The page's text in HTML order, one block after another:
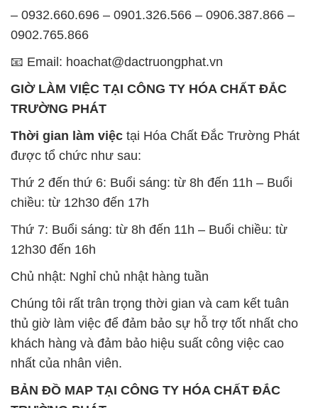
– 0932.660.696 – 0901.326.566 – 0906.387.866 –
0902.765.866
📧 Email: hoachat@dactruongphat.vn
GIỜ LÀM VIỆC TẠI CÔNG TY HÓA CHẤT ĐẮC
TRƯỜNG PHÁT
Thời gian làm việc tại Hóa Chất Đắc Trường Phát
được tổ chức như sau:
Thứ 2 đến thứ 6: Buổi sáng: từ 8h đến 11h – Buổi
chiều: từ 12h30 đến 17h
Thứ 7: Buổi sáng: từ 8h đến 11h – Buổi chiều: từ
12h30 đến 16h
Chủ nhật: Nghỉ chủ nhật hàng tuần
Chúng tôi rất trân trọng thời gian và cam kết tuân
thủ giờ làm việc để đảm bảo sự hỗ trợ tốt nhất cho
khách hàng và đảm bảo hiệu suất công việc cao
nhất của nhân viên.
BẢN ĐỒ MAP TẠI CÔNG TY HÓA CHẤT ĐẮC